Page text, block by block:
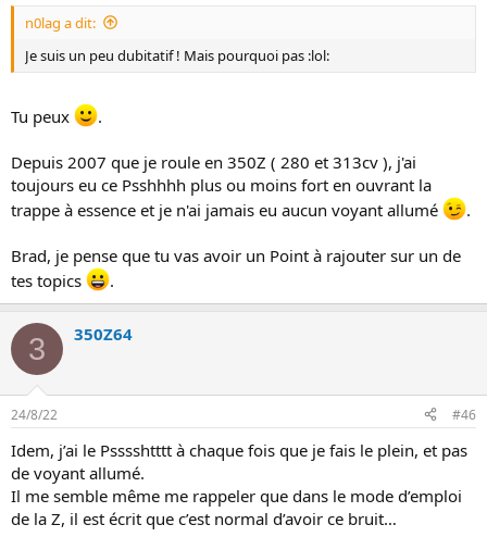
n0lag a dit:
Je suis un peu dubitatif ! Mais pourquoi pas :lol:
Tu peux .
Depuis 2007 que je roule en 350Z ( 280 et 313cv ), j'ai
toujours eu ce Psshhhh plus ou moins fort en ouvrant la
trappe à essence et je n'ai jamais eu aucun voyant allumé
.
Brad, je pense que tu vas avoir un Point à rajouter sur un de
tes topics
.
3 350Z64
24/8/22 #46
Idem, j’ai le Psssshtttt à chaque fois que je fais le plein, et pas
de voyant allumé.
Il me semble même me rappeler que dans le mode d’emploi
de la Z, il est écrit que c’est normal d’avoir ce bruit…